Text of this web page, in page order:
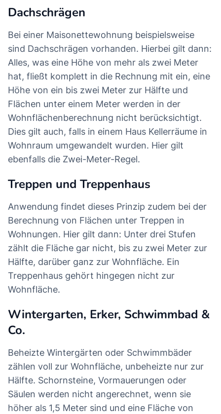
Dachschrägen
Bei einer Maisonettewohnung beispielsweise
sind Dachschrägen vorhanden. Hierbei gilt dann:
Alles, was eine Höhe von mehr als zwei Meter
hat, fließt komplett in die Rechnung mit ein, eine
Höhe von ein bis zwei Meter zur Hälfte und
Flächen unter einem Meter werden in der
Wohnflächenberechnung nicht berücksichtigt.
Dies gilt auch, falls in einem Haus Kellerräume in
Wohnraum umgewandelt wurden. Hier gilt
ebenfalls die Zwei-Meter-Regel.
Treppen und Treppenhaus
Anwendung findet dieses Prinzip zudem bei der
Berechnung von Flächen unter Treppen in
Wohnungen. Hier gilt dann: Unter drei Stufen
zählt die Fläche gar nicht, bis zu zwei Meter zur
Hälfte, darüber ganz zur Wohnfläche. Ein
Treppenhaus gehört hingegen nicht zur
Wohnfläche.
Wintergarten, Erker, Schwimmbad &
Co.
Beheizte Wintergärten oder Schwimmbäder
zählen voll zur Wohnfläche, unbeheizte nur zur
Hälfte. Schornsteine, Vormauerungen oder
Säulen werden nicht angerechnet, wenn sie
höher als 1,5 Meter sind und eine Fläche von